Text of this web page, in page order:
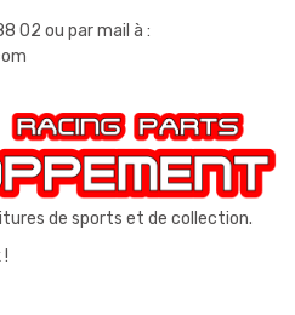
02 ou par mail à :
de sports et de collection.